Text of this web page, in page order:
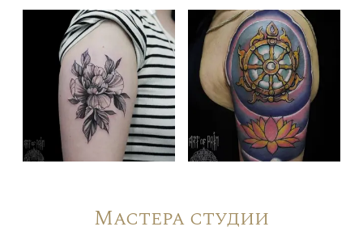
Мастера студии